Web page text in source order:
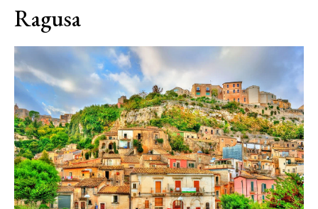
Ragusa